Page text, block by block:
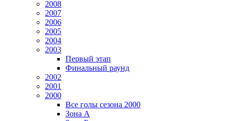
2008
2007
2006
2005
2004
2003
Первый этап
Финальный раунд
2002
2001
2000
Все голы сезона 2000
Зона А